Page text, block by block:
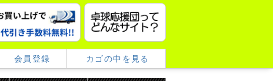
会員登録 カゴの中を見る